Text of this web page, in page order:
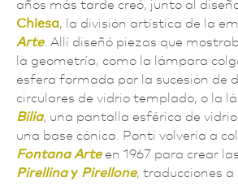
años más tarde creó, junto al
Chiesa, la división artística de la
Arte. Allí diseñó piezas que
la geometría, como la lámpara
esfera formada por la sucesión de
circulares de vidrio templado, o la
Bilia, una pantalla esférica de
una base cónica. Ponti volvería a
Fontana Arte en 1967 para crear
Pirellinay Pirellone, traducciones